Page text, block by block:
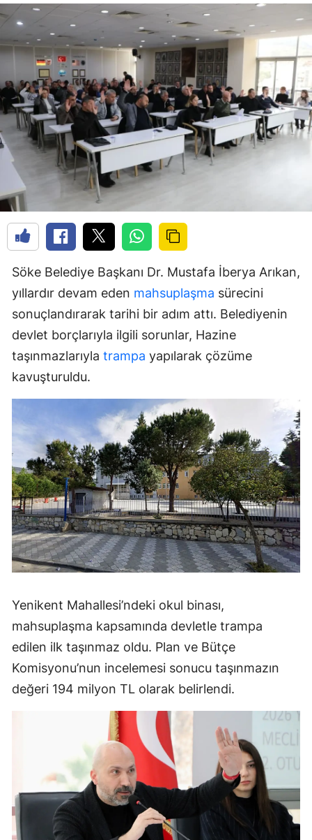
Söke Belediye Başkanı Dr. Mustafa İberya Arıkan,
yıllardır devam eden mahsuplaşma sürecini
sonuçlandırarak tarihi bir adım attı. Belediyenin
devlet borçlarıyla ilgili sorunlar, Hazine
taşınmazlarıyla trampa yapılarak çözüme
kavuşturuldu.
Yenikent Mahallesi’ndeki okul binası,
mahsuplaşma kapsamında devletle trampa
edilen ilk taşınmaz oldu. Plan ve Bütçe
Komisyonu’nun incelemesi sonucu taşınmazın
değeri 194 milyon TL olarak belirlendi.